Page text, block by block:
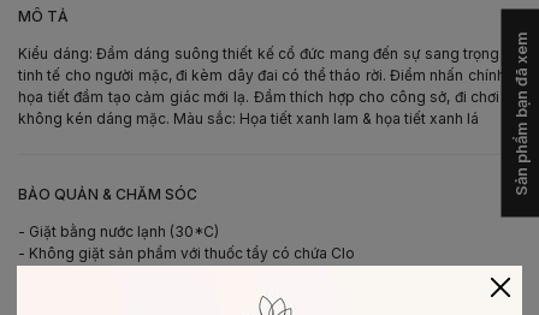
MÔ TẢ -
Kiểu dáng: Đầm dáng suông thiết kế cổ đức mang đến sự sang trọng và
tinh tế cho người mặc, đi kèm dây đai có thể tháo rời. Điểm nhấn chính là
họa tiết đầm tạo cảm giác mới lạ. Đầm thích hợp cho công sở, đi chơi và
không kén dáng mặc. Màu sắc: Họa tiết xanh lam & họa tiết xanh lá
BẢO QUẢN & CHĂM SÓC -
- Giặt bằng nước lạnh (30*C)
- Không giặt sản phẩm với thuốc tẩy có chứa Clo
Sản phẩm bạn đã xem